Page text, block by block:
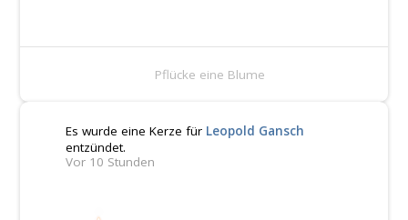
Pflücke eine Blume
Es wurde eine Kerze für Leopold Gansch
entzündet.
Vor 10 Stunden